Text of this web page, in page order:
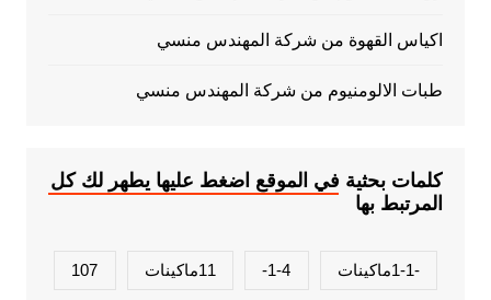
اكياس القهوة من شركة المهندس منسي
طبات الالومنيوم من شركة المهندس منسي
كلمات بحثية في الموقع اضغط عليها يطهر لك كل
المرتبط بها
-1-1ماكينات 1-4- 11ماكينات 107